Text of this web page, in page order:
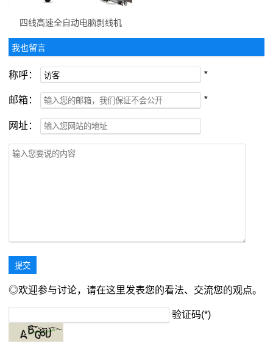
四线高速全自动电脑剥线机
我也留言
称呼： *
邮箱： *
网址：
◎欢迎参与讨论，请在这里发表您的看法、交流您的观点。
验证码(*)